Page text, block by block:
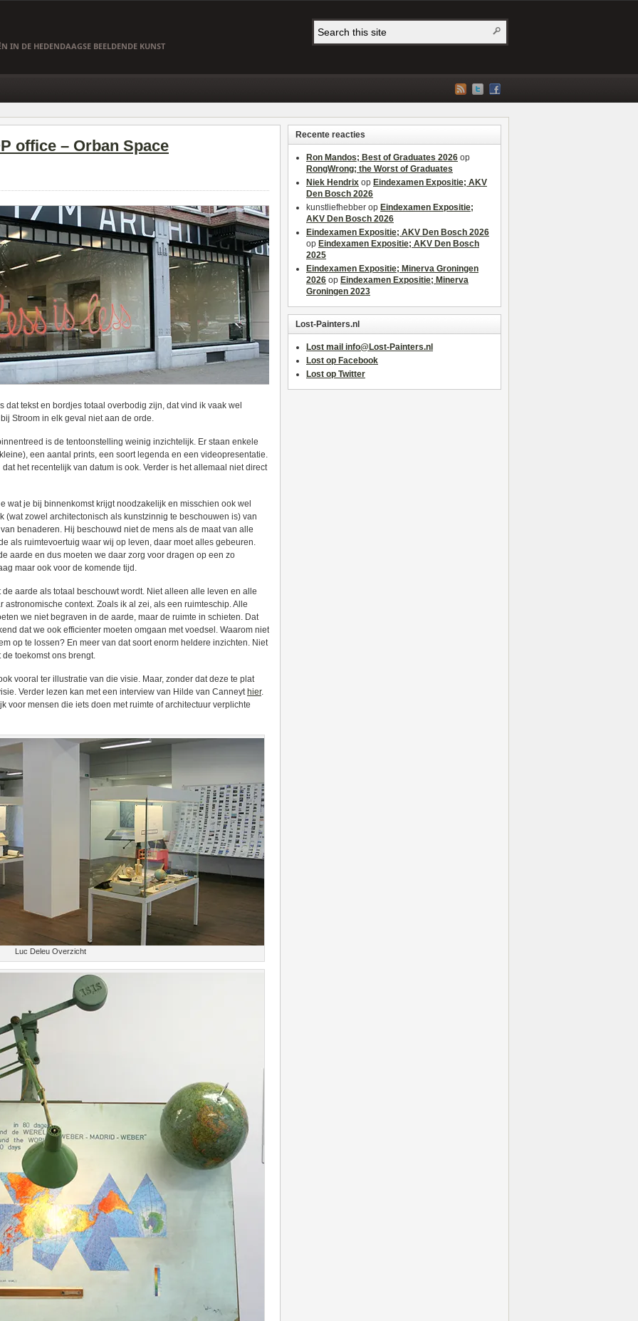
IN DE HEDENDAAGSE BEELDENDE KUNST
office – Orban Space
tekst en bordjes totaal overbodig zijn, dat vind ik vaak wel
Stroom in elk geval niet aan de orde.
is de tentoonstelling weinig inzichtelijk. Er staan enkele
een aantal prints, een soort legenda en een videopresentatie.
het recentelijk van datum is ook. Verder is het allemaal niet direct
wat je bij binnenkomst krijgt noodzakelijk en misschien ook wel
(wat zowel architectonisch als kunstzinnig te beschouwen is) van
benaderen. Hij beschouwd niet de mens als de maat van alle
als ruimtevoertuig waar wij op leven, daar moet alles gebeuren.
aarde en dus moeten we daar zorg voor dragen op een zo
maar ook voor de komende tijd.
aarde als totaal beschouwt wordt. Niet alleen alle leven en alle
context. Zoals ik al zei, als een ruimteschip. Alle
we niet begraven in de aarde, maar de ruimte in schieten. Dat
dat we ook efficienter moeten omgaan met voedsel. Waarom niet
op te lossen? En meer van dat soort enorm heldere inzichten. Niet
toekomst ons brengt.
vooral ter illustratie van die visie. Maar, zonder dat deze te plat
Verder lezen kan met een interview van Hilde van Canneyt hier.
voor mensen die iets doen met ruimte of architectuur verplichte
Luc Deleu Overzicht
Recente reacties
Ron Mandos; Best of Graduates 2026 op
RongWrong; the Worst of Graduates
Niek Hendrix op Eindexamen Expositie; AKV
Den Bosch 2026
kunstliefhebber op Eindexamen Expositie;
AKV Den Bosch 2026
Eindexamen Expositie; AKV Den Bosch 2026
op Eindexamen Expositie; AKV Den Bosch
2025
Eindexamen Expositie; Minerva Groningen
2026 op Eindexamen Expositie; Minerva
Groningen 2023
Lost-Painters.nl
Lost mail info@Lost-Painters.nl
Lost op Facebook
Lost op Twitter